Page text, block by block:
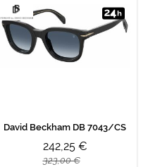
David Beckham DB 7043/CS
242,25 €
323,00 €